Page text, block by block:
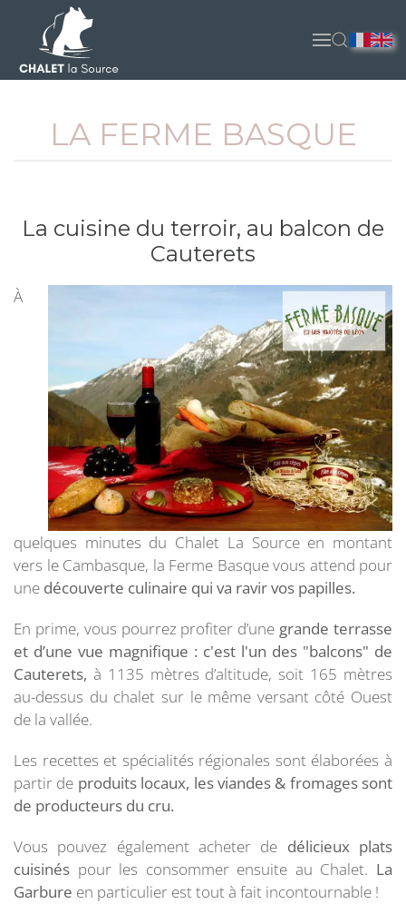
Accéder au contenu principal
LA FERME BASQUE
La cuisine du terroir, au balcon de
Cauterets
À
quelques minutes du Chalet La Source en montant
vers le Cambasque, la Ferme Basque vous attend pour
une découverte culinaire qui va ravir vos papilles.
En prime, vous pourrez profiter d’une grande terrasse
et d’une vue magnifique : c'est l'un des "balcons" de
Cauterets, à 1135 mètres d’altitude, soit 165 mètres
au-dessus du chalet sur le même versant côté Ouest
de la vallée.
Les recettes et spécialités régionales sont élaborées à
partir de produits locaux, les viandes & fromages sont
de producteurs du cru.
Vous pouvez également acheter de délicieux plats
cuisinés pour les consommer ensuite au Chalet. La
Garbure en particulier est tout à fait incontournable !